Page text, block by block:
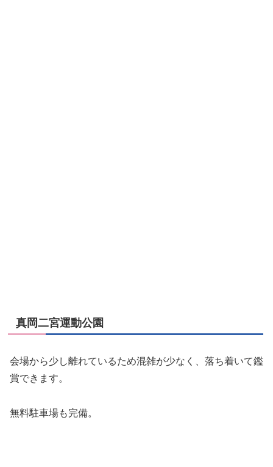
真岡二宮運動公園
会場から少し離れているため混雑が少なく、落ち着いて鑑
賞できます。
無料駐車場も完備。